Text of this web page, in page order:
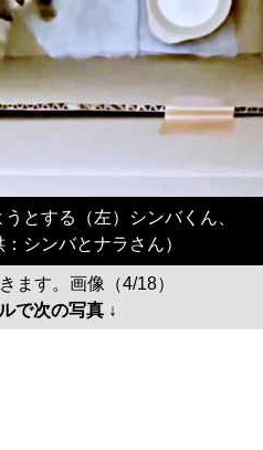
とする（左）シンバくん、
シンバとナラさん）
ます。画像（4/18）
で次の写真 ↓